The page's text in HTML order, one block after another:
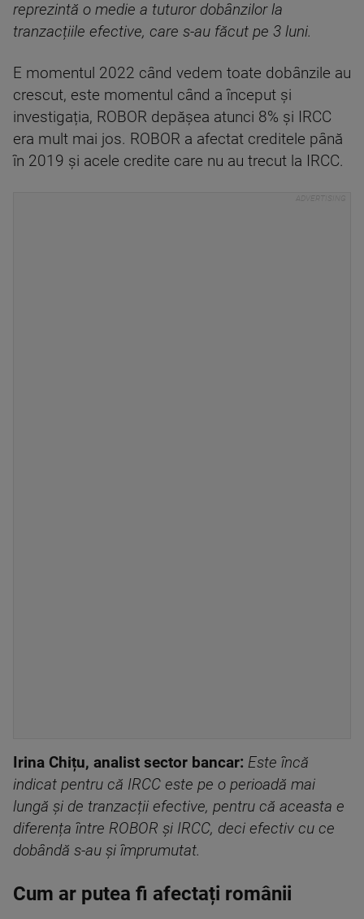
reprezintă o medie a tuturor dobânzilor la
tranzacțiile efective, care s-au făcut pe 3 luni.
E momentul 2022 când vedem toate dobânzile au
crescut, este momentul când a început și
investigația, ROBOR depășea atunci 8% și IRCC
era mult mai jos. ROBOR a afectat creditele până
în 2019 și acele credite care nu au trecut la IRCC.
Irina Chițu, analist sector bancar: Este încă
indicat pentru că IRCC este pe o perioadă mai
lungă și de tranzacții efective, pentru că aceasta e
diferența între ROBOR și IRCC, deci efectiv cu ce
dobândă s-au și împrumutat.
Cum ar putea fi afectați românii